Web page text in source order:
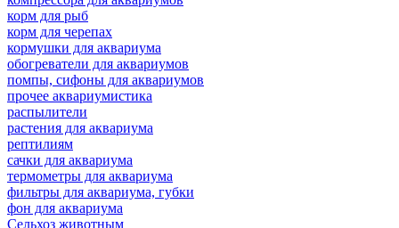
корм для рыб
корм для черепах
кормушки для аквариума
обогреватели для аквариумов
помпы, сифоны для аквариумов
прочее аквариумистика
распылители
растения для аквариума
рептилиям
сачки для аквариума
термометры для аквариума
фильтры для аквариума, губки
фон для аквариума
Сельхоз животным